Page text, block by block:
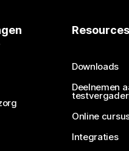
antwoord nodig?Resources
Downloads
Deelnemen
Online
Integraties